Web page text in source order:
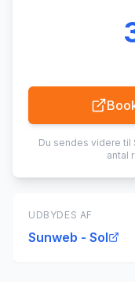
Du sendes videre til
antal
UDBYDES AF
Sunweb - Sol